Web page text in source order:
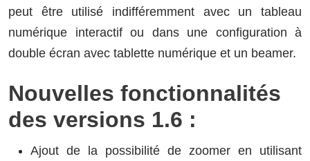
peut être utilisé indifféremment avec un tableau
numérique interactif ou dans une configuration à
double écran avec tablette numérique et un beamer.
Nouvelles fonctionnalités
des versions 1.6 :
Ajout de la possibilité de zoomer en utilisant